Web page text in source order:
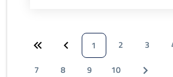
1 2 3
7
8 9 10